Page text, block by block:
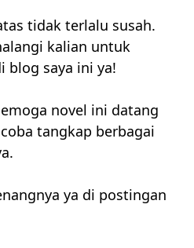
tidak terlalu susah.
kalian untuk
blog saya ini ya!
novel ini datang
tangkap berbagai
ya di postingan